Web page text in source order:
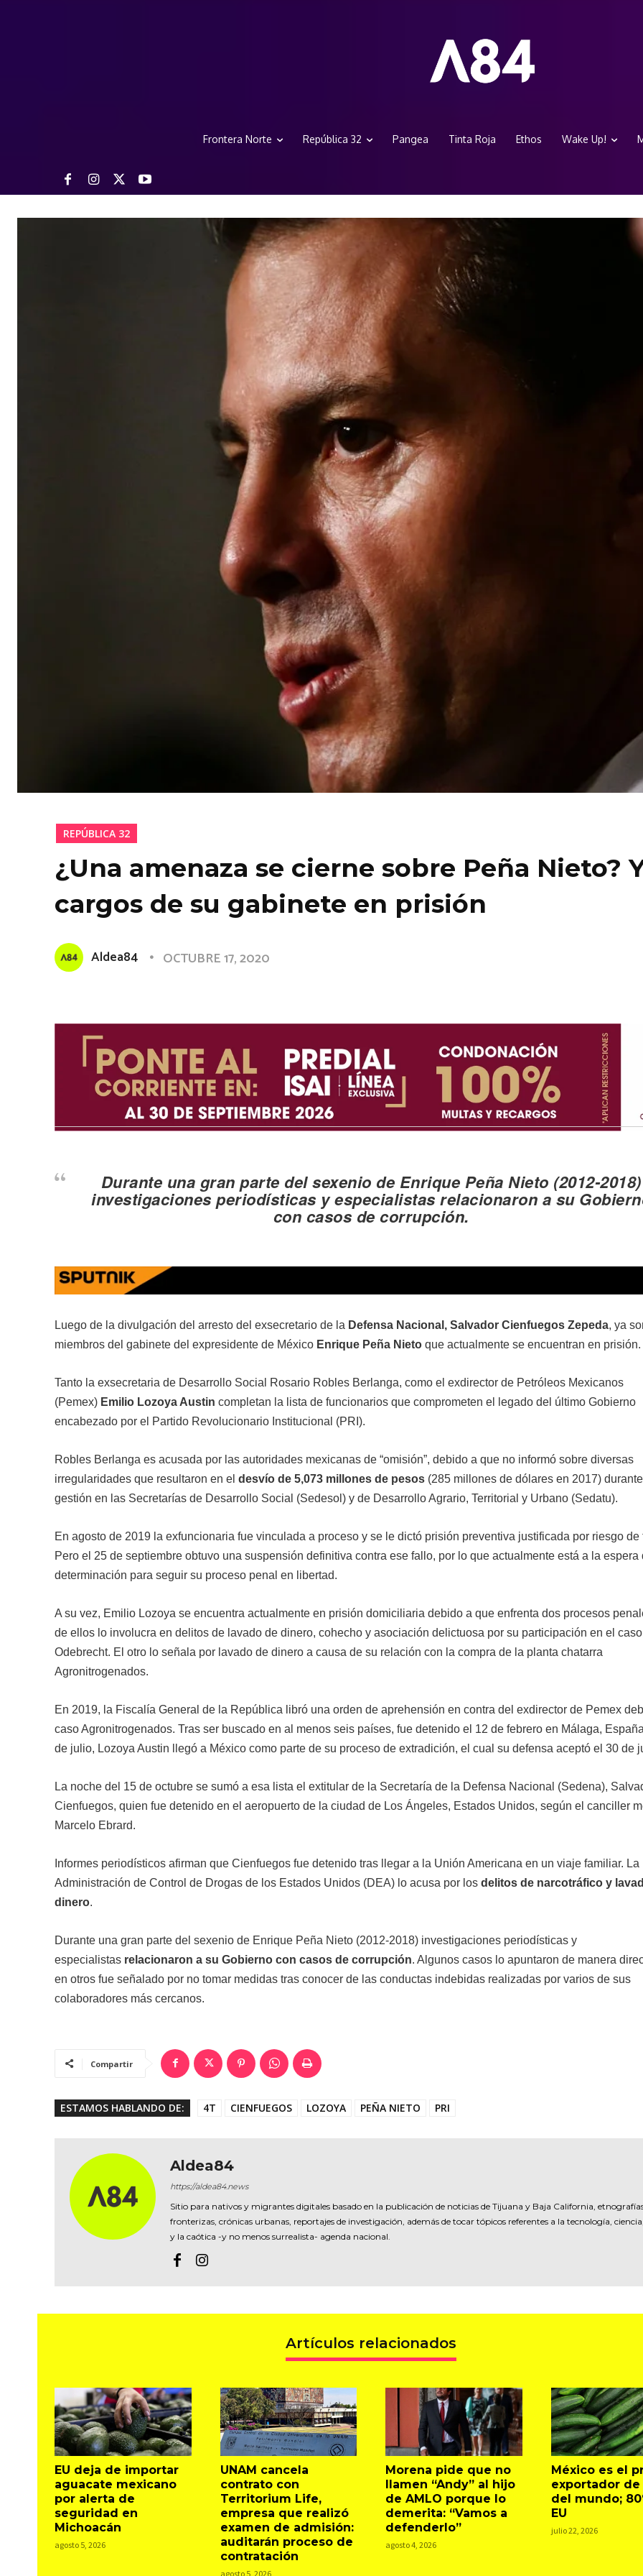
Frontera Norte República 32 Pangea Tinta Roja Ethos Wake Up!
REPÚBLICA 32
¿Una amenaza se cierne sobre Peña Nieto?
cargos de su gabinete en prisión
Aldea84 OCTUBRE 17, 2020
Durante una gran parte del sexenio de Enrique Peña Nieto (2012-2018)
investigaciones periodísticas y especialistasrelacionaron a su
con casos de corrupción.
Luego de la divulgación del arresto del exsecretario de la Defensa Nacional, Salvador Cienfuegos Zepeda, ya
miembros del gabinete del expresidente de México Enrique Peña Nieto que actualmente se encuentran en prisión.
Tanto la exsecretaria de Desarrollo Social Rosario Robles Berlanga, como el exdirector de Petróleos Mexicanos
(Pemex) Emilio Lozoya Austin completan la lista de funcionarios que comprometen el legado del último Gobierno
encabezado por el Partido Revolucionario Institucional (PRI).
Robles Berlanga es acusada por las autoridades mexicanas de “omisión”, debido a que no informó sobre diversas
irregularidades que resultaron en el desvío de 5,073 millones de pesos (285 millones de dólares en 2017)
gestión en las Secretarías de Desarrollo Social (Sedesol) y de Desarrollo Agrario, Territorial y Urbano (Sedatu).
En agosto de 2019 la exfuncionaria fue vinculada a proceso y se le dictó prisión preventiva justificada por riesgo de
Pero el 25 de septiembre obtuvo una suspensión definitiva contra ese fallo, por lo que actualmente está a la espera
determinación para seguir su proceso penal en libertad.
A su vez, Emilio Lozoya se encuentra actualmente en prisión domiciliaria debido a que enfrenta dos procesos
de ellos lo involucra en delitos de lavado de dinero, cohecho y asociación delictuosa por su participación en el caso
Odebrecht. El otro lo señala por lavado de dinero a causa de su relación con la compra de la planta chatarra
Agronitrogenados.
En 2019, la Fiscalía General de la República libró una orden de aprehensión en contra del exdirector de Pemex
caso Agronitrogenados. Tras ser buscado en al menos seis países, fue detenido el 12 de febrero en Málaga,
de julio, Lozoya Austin llegó a México como parte de su proceso de extradición, el cual su defensa aceptó el 30 de
La noche del 15 de octubre se sumó a esa lista el extitular de la Secretaría de la Defensa Nacional (Sedena),
Cienfuegos, quien fue detenido en el aeropuerto de la ciudad de Los Ángeles, Estados Unidos, según el canciller
Marcelo Ebrard.
Informes periodísticos afirman que Cienfuegos fue detenido tras llegar a la Unión Americana en un viaje familiar. La
Administración de Control de Drogas​ de los Estados Unidos (DEA) lo acusa por los delitos de narcotráfico y
dinero.
Durante una gran parte del sexenio de Enrique Peña Nieto (2012-2018) investigaciones periodísticas y
especialistas relacionaron a su Gobierno con casos de corrupción. Algunos casos lo apuntaron de manera
en otros fue señalado por no tomar medidas tras conocer de las conductas indebidas realizadas por varios de sus
colaboradores más cercanos.
Compartir
ESTAMOS HABLANDO DE: 4T CIENFUEGOS LOZOYA PEÑA NIETO PRI
Aldea84
https://aldea84.news
Sitio para nativos y migrantes digitales basado en la publicación de noticias de Tijuana y Baja California,
fronterizas, crónicas urbanas, reportajes de investigación, además de tocar tópicos referentes a la tecnología,
y la caótica -y no menos surrealista- agenda nacional.
Artículos relacionados
EU deja de importar
aguacate mexicano
por alerta de
seguridad en
Michoacán
agosto 5, 2026
UNAM cancela
contrato con
Territorium Life,
empresa que realizó
examen de admisión:
auditarán proceso de
contratación
agosto 5, 2026
Morena pide que no
llamen “Andy” al hijo
de AMLO porque lo
demerita: “Vamos a
defenderlo”
agosto 4, 2026
México es el
exportador de
del mundo;
EU
julio 22, 2026